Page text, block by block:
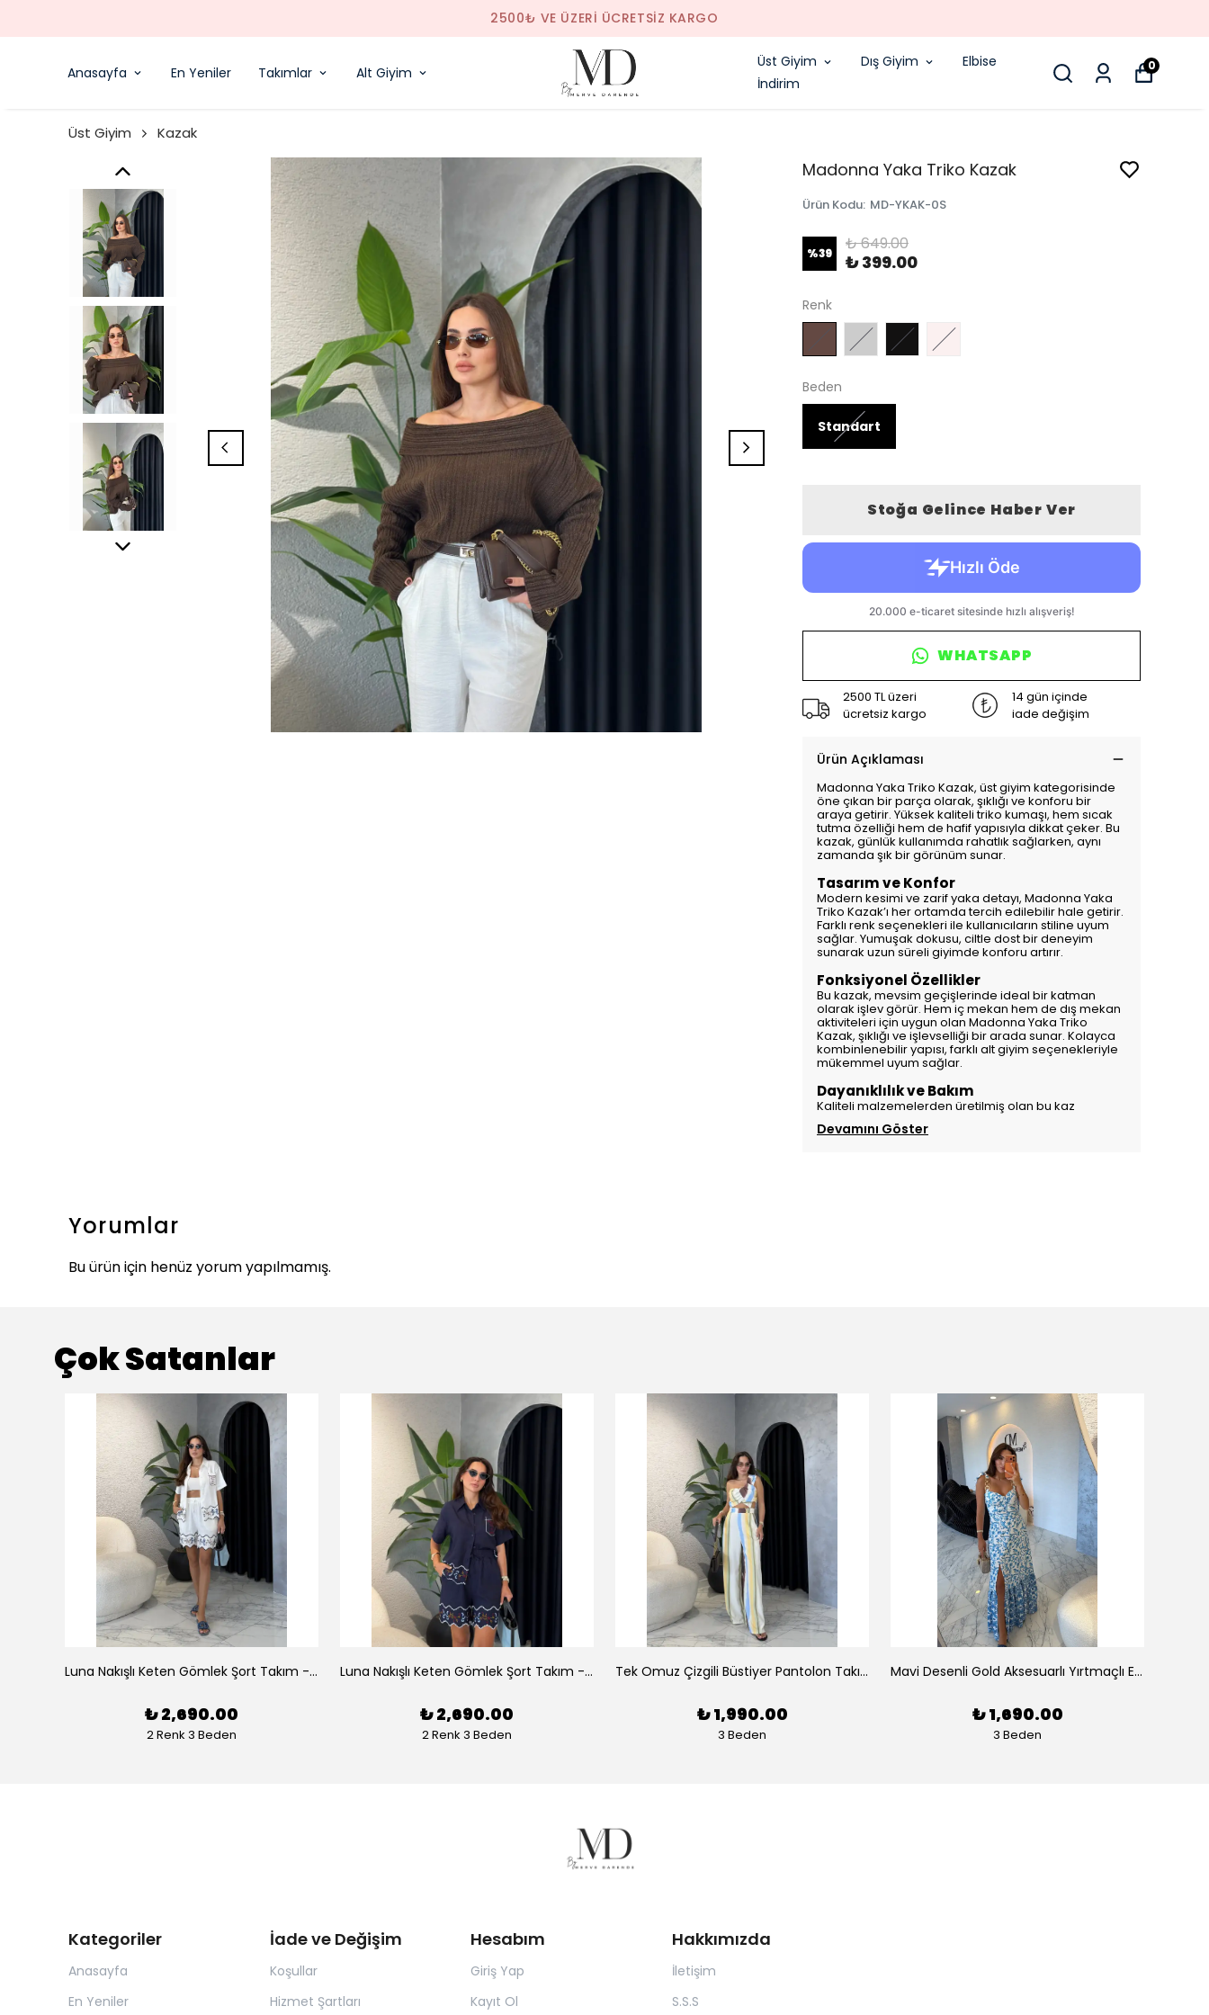
SAAT 14.00'E KADAR VERILEN SIPARIŞLER AYNI GÜN KARGODA!
Anasayfa En Yeniler Takımlar Alt Giyim
Üst Giyim Dış Giyim
Elbise
İndirim
0
Üst Giyim Kazak
Madonna Yaka Triko Kazak
Ürün Kodu: MD-YKAK-0S
%39 ₺ 649.00
₺ 399.00
Renk
Beden
Standart
Stoğa Gelince Haber Ver
WHATSAPP
2500 TL üzeri
ücretsiz kargo
14 gün içinde
iade değişim
Ürün Açıklaması
Madonna Yaka Triko Kazak, üst giyim kategorisinde
öne çıkan bir parça olarak, şıklığı ve konforu bir
araya getirir. Yüksek kaliteli triko kumaşı, hem sıcak
tutma özelliği hem de hafif yapısıyla dikkat çeker. Bu
kazak, günlük kullanımda rahatlık sağlarken, aynı
zamanda şık bir görünüm sunar.
Tasarım ve Konfor
Modern kesimi ve zarif yaka detayı, Madonna Yaka
Triko Kazak’ı her ortamda tercih edilebilir hale getirir.
Farklı renk seçenekleri ile kullanıcıların stiline uyum
sağlar. Yumuşak dokusu, ciltle dost bir deneyim
sunarak uzun süreli giyimde konforu artırır.
Fonksiyonel Özellikler
Bu kazak, mevsim geçişlerinde ideal bir katman
olarak işlev görür. Hem iç mekan hem de dış mekan
aktiviteleri için uygun olan Madonna Yaka Triko
Kazak, şıklığı ve işlevselliği bir arada sunar. Kolayca
kombinlenebilir yapısı, farklı alt giyim seçenekleriyle
mükemmel uyum sağlar.
Dayanıklılık ve Bakım
Kaliteli malzemelerden üretilmiş olan bu kaz
Devamını Göster
Yorumlar
Bu ürün için henüz yorum yapılmamış.
Çok Satanlar
Luna Nakışlı Keten Gömlek Şort Takım - Beyaz
₺ 2,690.00
2 Renk 3 Beden
Luna Nakışlı Keten Gömlek Şort Takım - Lacivert
₺ 2,690.00
2 Renk 3 Beden
Tek Omuz Çizgili Büstiyer Pantolon Takım
₺ 1,990.00
3 Beden
Mavi Desenli Gold Aksesuarlı Yırtmaçlı Elbise
₺ 1,690.00
3 Beden
Kategoriler
Anasayfa
En Yeniler
İade ve Değişim
Koşullar
Hizmet Şartları
Hesabım
Giriş Yap
Kayıt Ol
Hakkımızda
İletişim
S.S.S